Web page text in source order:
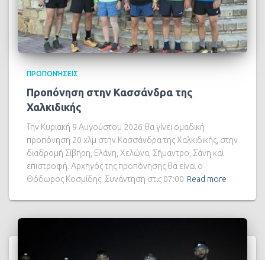
ΠΡΟΠΟΝΉΣΕΙΣ
Προπόνηση στην Κασσάνδρα της
Χαλκιδικής
Την Κυριακή 9 Αυγούστου 2026 θα γίνει ομαδική
προπόνηση 20 χλμ στην Κασσάνδρα της Χαλκιδικής, στην
διαδρομή Σίβηρη, Ελάνη, Χελώνα, Σήμαντρο, Σάνη και
επιστροφή. Αρχηγός της προπόνησης θα είναι ο
Θόδωρος Κοσμίδης. Συνάντηση στις 07:00 Read more